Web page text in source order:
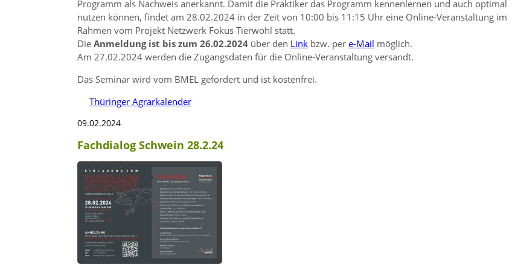
Programm als Nachweis anerkannt. Damit die Praktiker das Programm kennenlernen und auch optimal
nutzen können, findet am 28.02.2024 in der Zeit von 10:00 bis 11:15 Uhr eine Online-Veranstaltung im
Rahmen vom Projekt Netzwerk Fokus Tierwohl statt.
Die Anmeldung ist bis zum 26.02.2024 über den Linkbzw. per e-Mail möglich.
Am 27.02.2024 werden die Zugangsdaten für die Online-Veranstaltung versandt.
Das Seminar wird vom BMEL gefördert und ist kostenfrei.
Thüringer Agrarkalender
09.02.2024
Fachdialog Schwein 28.2.24